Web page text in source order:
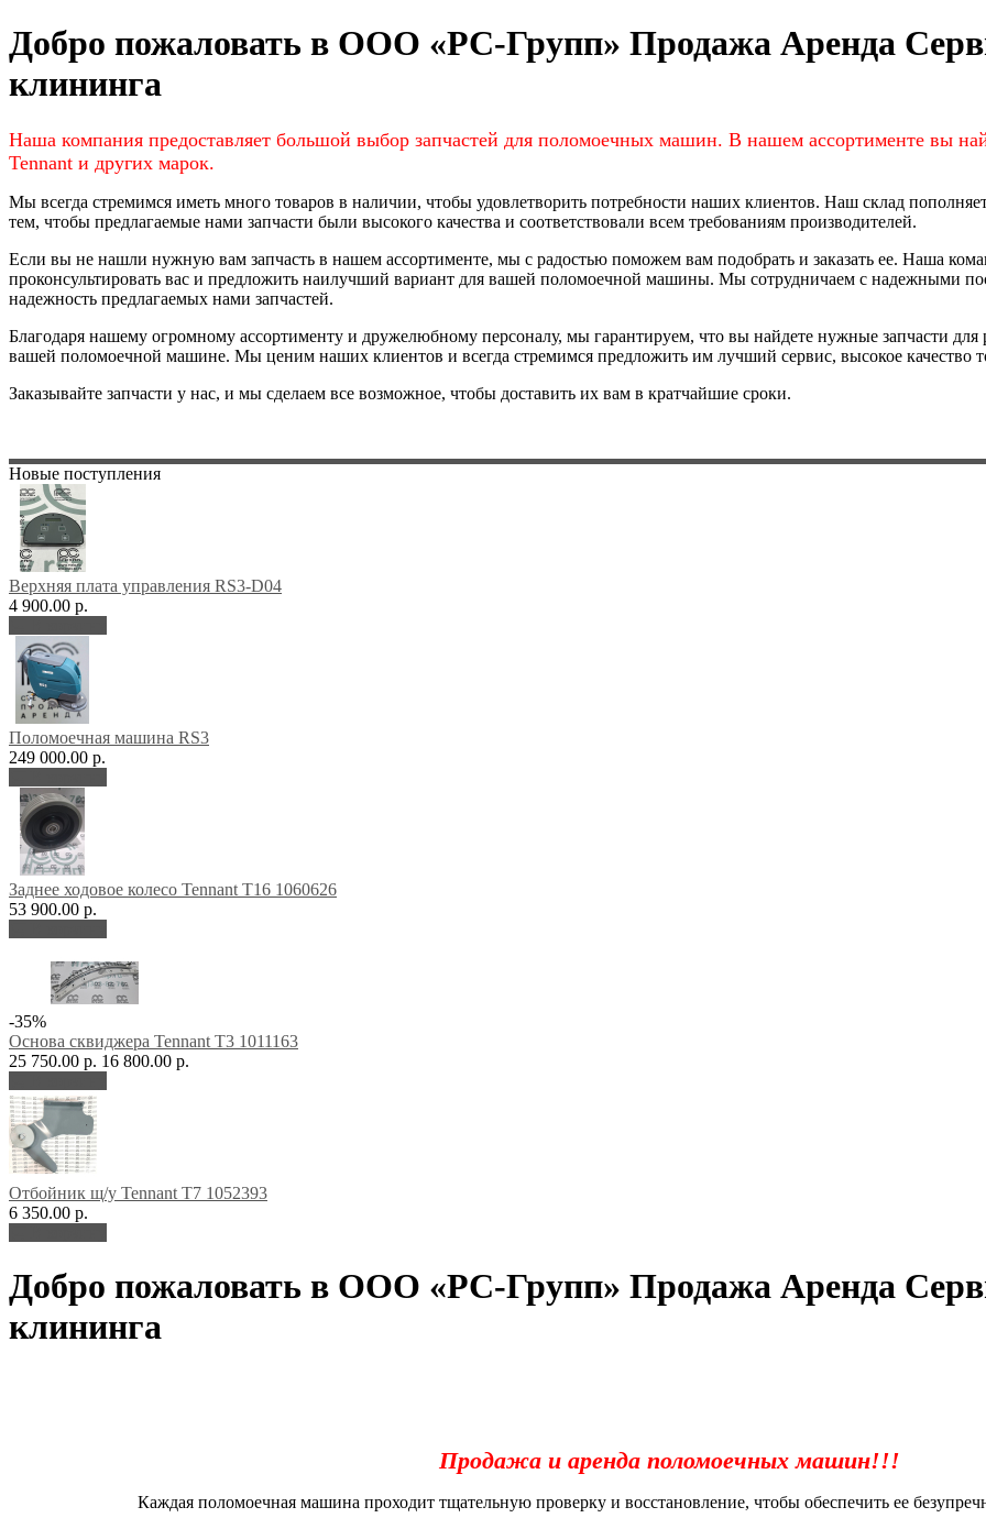
Добро пожаловать в ООО «РС-Групп» Продажа Аренда
клининга
Наша компания предоставляет большой выбор запчастей для поломоечных машин. В нашем ассортименте вы
Tennant и других марок.
Мы всегда стремимся иметь много товаров в наличии, чтобы удовлетворить потребности наших клиентов. Наш склад
тем, чтобы предлагаемые нами запчасти были высокого качества и соответствовали всем требованиям производителей.
Если вы не нашли нужную вам запчасть в нашем ассортименте, мы с радостью поможем вам подобрать и заказать ее. Наша
проконсультировать вас и предложить наилучший вариант для вашей поломоечной машины. Мы сотрудничаем с надежными
надежность предлагаемых нами запчастей.
Благодаря нашему огромному ассортименту и дружелюбному персоналу, мы гарантируем, что вы найдете нужные запчасти
вашей поломоечной машине. Мы ценим наших клиентов и всегда стремимся предложить им лучший сервис, высокое качество
Заказывайте запчасти у нас, и мы сделаем все возможное, чтобы доставить их вам в кратчайшие сроки.
Новые поступления
Верхняя плата управления RS3-D04
4 900.00 р.
Поломоечная машина RS3
249 000.00 р.
Заднее ходовое колесо Tennant T16 1060626
53 900.00 р.
-35%
Основа сквиджера Tennant Т3 1011163
25 750.00 р. 16 800.00 р.
Отбойник щ/у Tennant T7 1052393
6 350.00 р.
Добро пожаловать в ООО «РС-Групп» Продажа Аренда
клининга
Продажа и аренда поломоечных машин!!!
Каждая поломоечная машина проходит тщательную проверку и восстановление, чтобы обеспечить ее